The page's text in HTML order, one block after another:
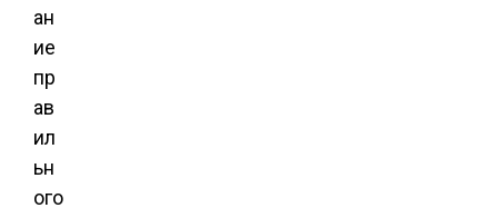
ан
ие
пр
ав
ил
ьн
ого